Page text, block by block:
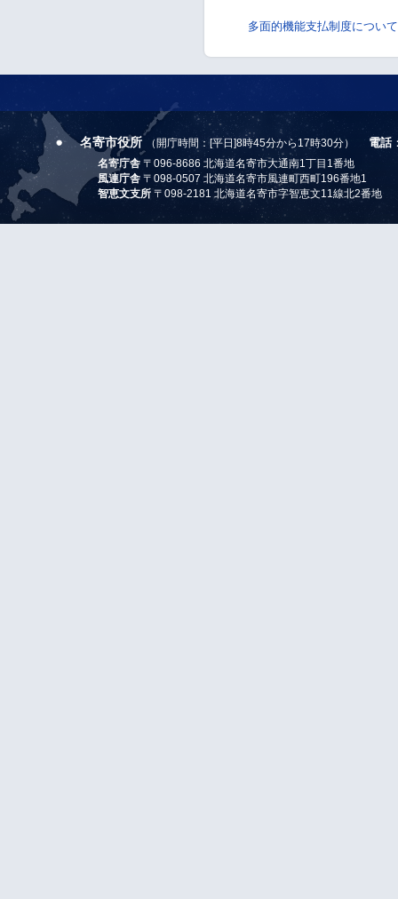
多面的機能支払制度について
名寄市役所 （開庁時間：[平日]8時45分から17時30分） 電話
名寄庁舎 〒096-8686 北海道名寄市大通南1丁目1番地
風連庁舎 〒098-0507 北海道名寄市風連町西町196番地1
智恵文支所 〒098-2181 北海道名寄市字智恵文11線北2番地